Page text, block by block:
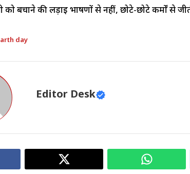
को बचाने की लड़ाई भाषणों से नहीं, छोटे-छोटे कर्मों से
day
Editor Desk